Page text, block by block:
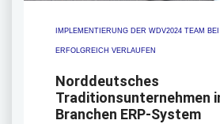
IMPLEMENTIERUNG DER WDV2024 TEAM
ERFOLGREICH VERLAUFEN
Norddeutsches
Traditionsunternehmen
Branchen ERP-System